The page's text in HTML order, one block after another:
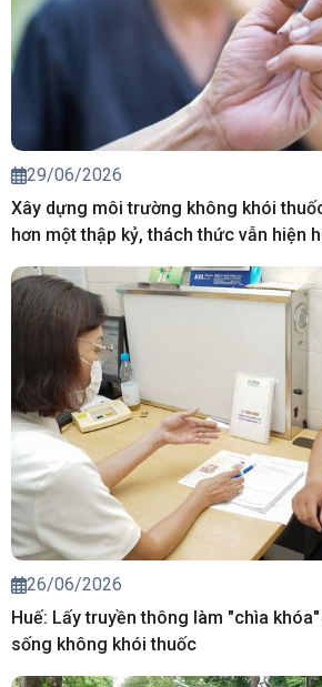
29/06/2026
Xây dựng môi trường không khói
hơn một thập kỷ, thách thức vẫn hiện
26/06/2026
Huế: Lấy truyền thông làm "chìa
sống không khói thuốc